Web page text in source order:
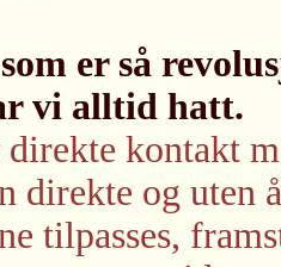
er så
vi alltid hatt.
kontakt
direkte og uten
tilpasses,